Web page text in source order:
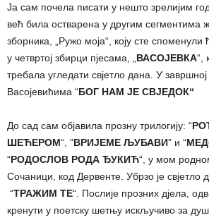
Ја сам почела писати у нешто зрелијим
већ била остварена у другим сегментима
зборника, „Ружо моја“, коју сте
у четвртој збирци пјесама, „ ВАСОЈЕВКА“,
требала угледати свјетло дана. У
Васојевићима “БОГ НАМ ЈЕ СВЈЕДОК“
До сад сам објавила прозну трилогију: “
ШЕЋЕРОМ“, “ВРИЈЕМЕ ЉУБАВИ” и “
“РОДОСЛОВ РОДА ЂУКИЋ“, у мом
Сочаници, код Дервенте. Убрзо је свјетло
“ТРАЖИМ ТЕ“. Послије прозних дјела,
кренути у поетску шетњу искључиво за